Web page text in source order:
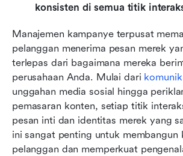
konsisten di semua titik
Manajemen kampanye terpusat
pelanggan menerima pesan merek
terlepas dari bagaimana mereka
perusahaan Anda. Mulai dari
unggahan media sosial hingga
pemasaran konten, setiap titik
pesan inti dan identitas merek yang
ini sangat penting untuk membangun
pelanggan dan memperkuat